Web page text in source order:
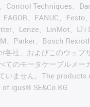
Control Techniques、
、FANUC、Festo、
、Lenze、LinMot、LTi
、Parker、Bosch Rexroth
各社、およびこのウェブ
てのモータケーブルメー
いません。The products
igus® SE&Co.KG